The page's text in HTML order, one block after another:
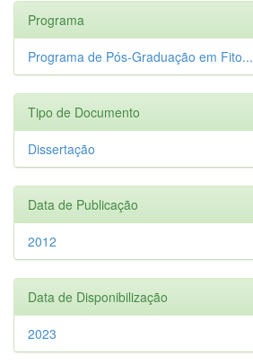
Programa
Programa de Pós-Graduação em Fito...
Tipo de Documento
Dissertação
Data de Publicação
2012
Data de Disponibilização
2023